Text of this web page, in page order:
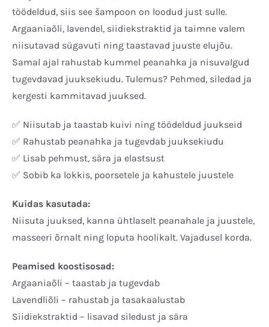
töödeldud, siis see šampoon on loodud just sulle.
Argaaniaõli, lavendel, siidiekstraktid ja taimne valem
niisutavad sügavuti ning taastavad juuste elujõu.
Samal ajal rahustab kummel peanahka ja nisuvalgud
tugevdavad juuksekiudu. Tulemus? Pehmed, siledad ja
kergesti kammitavad juuksed.
✅ Niisutab ja taastab kuivi ning töödeldud juukseid
✅ Rahustab peanahka ja tugevdab juuksekiudu
✅ Lisab pehmust, sära ja elastsust
✅ Sobib ka lokkis, poorsetele ja kahustele juustele
Kuidas kasutada:
Niisuta juuksed, kanna ühtlaselt peanahale ja juustele,
masseeri õrnalt ning loputa hoolikalt. Vajadusel korda.
Peamised koostisosad:
Argaaniaõli – taastab ja tugevdab
Lavendliõli – rahustab ja tasakaalustab
Siidiekstraktid – lisavad siledust ja sära